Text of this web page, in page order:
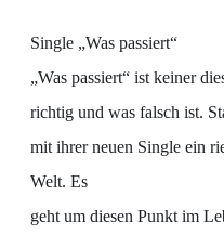
Single „Was passiert“
„Was passiert“ ist keiner
richtig und was falsch ist.
mit ihrer neuen Single ein
Welt. Es
geht um diesen Punkt im